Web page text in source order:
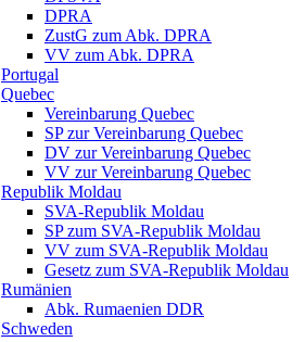
DPRA
ZustG zum Abk. DPRA
VV zum Abk. DPRA
Portugal
Quebec
Vereinbarung Quebec
SP zur Vereinbarung Quebec
DV zur Vereinbarung Quebec
VV zur Vereinbarung Quebec
Republik Moldau
SVA-Republik Moldau
SP zum SVA-Republik Moldau
VV zum SVA-Republik Moldau
Gesetz zum SVA-Republik Moldau
Rumänien
Abk. Rumaenien DDR
Schweden